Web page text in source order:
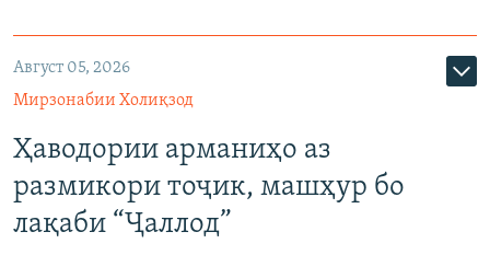
Август 05, 2026
Мирзонабии Холиқзод
Ҳаводории арманиҳо аз
размикори тоҷик, машҳур бо
лақаби “Ҷаллод”